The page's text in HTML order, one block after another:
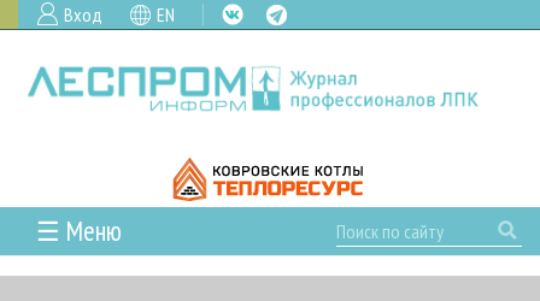
Вход EN
☰ Меню
ГЛАВНАЯ